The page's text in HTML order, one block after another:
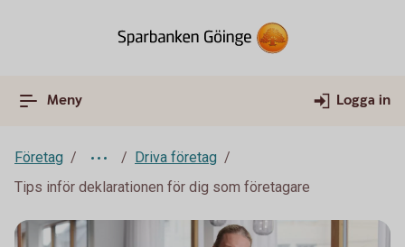
Meny Logga in
Företag
Driva företag
Tips inför deklarationen för dig som företagare